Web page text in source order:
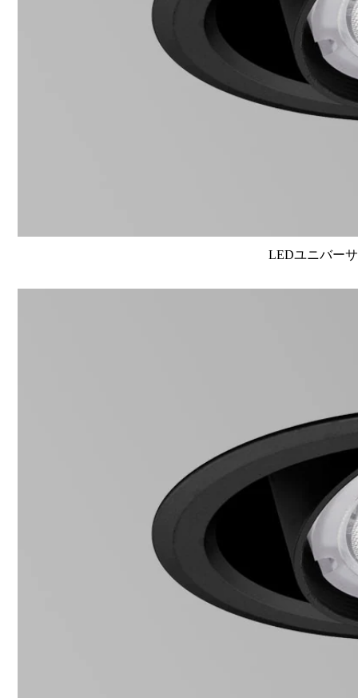
LEDユニバー